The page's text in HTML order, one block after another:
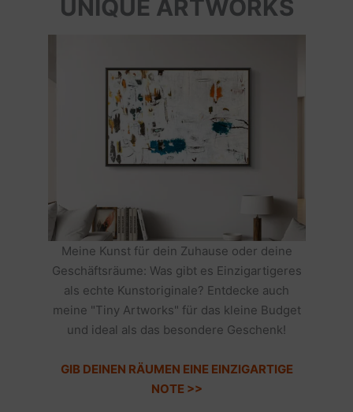
UNIQUE ARTWORKS
Meine Kunst für dein Zuhause oder deine
Geschäftsräume: Was gibt es Einzigartigeres
als echte Kunstoriginale? Entdecke auch
meine "Tiny Artworks" für das kleine Budget
und ideal als das besondere Geschenk!
GIB DEINEN RÄUMEN EINE EINZIGARTIGE
NOTE >>